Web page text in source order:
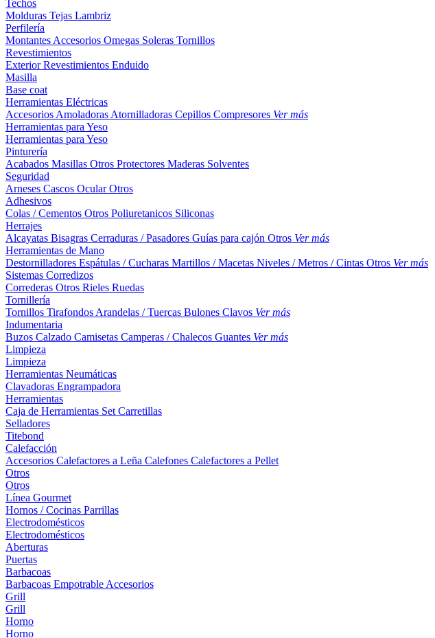
Techos
Molduras Tejas Lambriz
Perfilería
Montantes Accesorios Omegas Soleras Tornillos
Revestimientos
ExteriorRevestimientos Enduido
Masilla
Base coat
Herramientas Eléctricas
Accesorios Amoladoras Atornilladoras Cepillos Compresores Ver más
Herramientas para Yeso
Herramientas para Yeso
Pinturería
Acabados Masillas Otros Protectores Maderas Solventes
Seguridad
Arneses Cascos OcularOtros
Adhesivos
Colas / Cementos Otros Poliuretanicos Siliconas
Herrajes
Alcayatas Bisagras Cerraduras / Pasadores Guías para cajón Otros Ver más
Herramientas de Mano
Destornilladores Espátulas / Cucharas Martillos / Macetas Niveles / Metros / Cintas Otros Ver más
Sistemas Corredizos
Correderas Otros Rieles Ruedas
Tornillería
Tornillos Tirafondos Arandelas / Tuercas Bulones Clavos Ver más
Indumentaria
Buzos Calzado Camisetas Camperas / Chalecos Guantes Ver más
Limpieza
Limpieza
Herramientas Neumáticas
Clavadoras Engrampadora
Herramientas
Caja de Herramientas Set Carretillas
Selladores
Titebond
Calefacción
Accesorios Calefactores a Leña Calefones Calefactores a Pellet
Otros
Otros
Línea Gourmet
Hornos / Cocinas Parrillas
Electrodomésticos
Electrodomésticos
Aberturas
Puertas
Barbacoas
Barbacoas Empotrable Accesorios
Grill
Grill
Horno
Horno